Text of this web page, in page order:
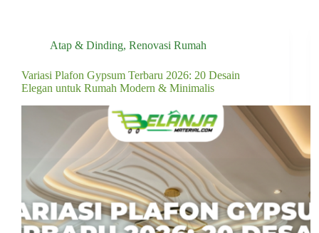
Atap & Dinding, Renovasi Rumah
Variasi Plafon Gypsum Terbaru 2026: 20 Desain
Elegan untuk Rumah Modern & Minimalis